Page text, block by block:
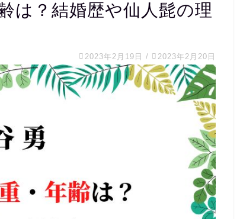
は？結婚歴や仙人髭の理
2023年2月19日 / 2023年2月20日